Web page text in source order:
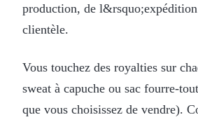
production, de
clientèle.
Vous touchez des royalties sur
sweat à capuche ou sac fourre-
que vous choisissez de vendre).